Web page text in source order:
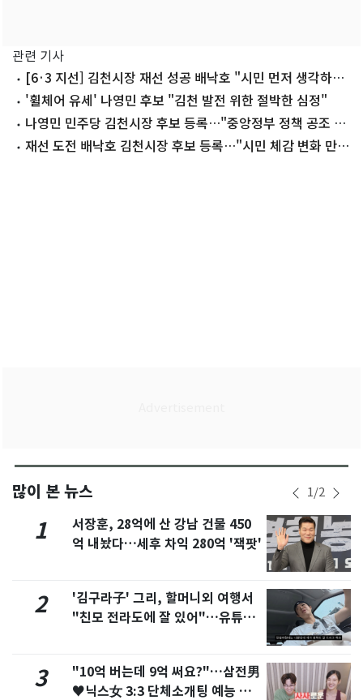
관련 기사
[6·3 지선] 김천시장 재선 성공 배낙호 "시민 먼저 생각하는
시장되겠다"
'휠체어 유세' 나영민 후보 "김천 발전 위한 절박한 심정"
나영민 민주당 김천시장 후보 등록…"중앙정부 정책 공조 필
요"재선 도전 배낙호 김천시장 후보 등록…"시민 체감 변화 만들
많이 본 뉴스 1/2
1
서장훈, 28억에 산 강남 건물 450
억 내놨다…세후 차익 280억 '잭팟'
2
'김구라子' 그리, 할머니외 여행서
"친모 전라도에 잘 있어"…유튜브
3
"10억 버는데 9억 써요?"…삼전男
♥닉스女 3:3 단체소개팅 예능 화